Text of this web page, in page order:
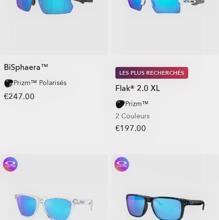
BiSphaera™
Prizm™ Polarisés
€247.00
LES PLUS RECHERCHÉS
Flak® 2.0 XL
Prizm™
2 Couleurs
€197.00